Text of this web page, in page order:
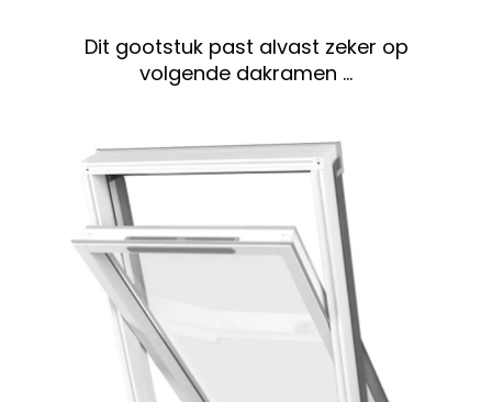
Dit gootstuk past alvast zeker op
volgende dakramen …